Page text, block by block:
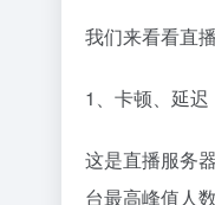
我们来看看直
1、卡顿、延迟
这是直播服务
台最高峰值人